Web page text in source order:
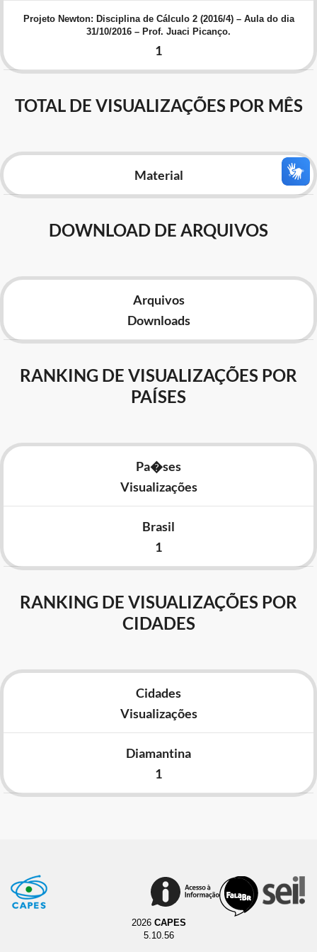
Advocacia-Geral da União
Planalto
Projeto Newton: Disciplina de Cálculo 2 (2016/4) – Aula do dia
31/10/2016 – Prof. Juaci Picanço.
1
TOTAL DE VISUALIZAÇÕES POR MÊS
Material
DOWNLOAD DE ARQUIVOS
Arquivos
Downloads
RANKING DE VISUALIZAÇÕES POR
PAÍSES
Pa�ses
Visualizações
Brasil
1
RANKING DE VISUALIZAÇÕES POR
CIDADES
Cidades
Visualizações
Diamantina
1
2026 CAPES
5.10.56